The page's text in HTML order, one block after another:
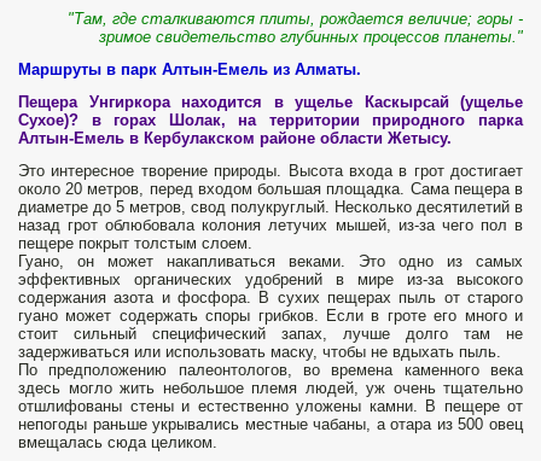
"Там, где сталкиваются плиты, рождается величие; горы -
зримое свидетельство глубинных процессов планеты."
Маршруты в парк Алтын-Емель из Алматы.
Пещера Унгиркора находится в ущелье Каскырсай (ущелье
Сухое)? в горах Шолак, на территории природного парка
Алтын-Емель в Кербулакском районе области Жетысу.
Это интересное творение природы. Высота входа в грот достигает
около 20 метров, перед входом большая площадка. Сама пещера в
диаметре до 5 метров, свод полукруглый. Несколько десятилетий в
назад грот облюбовала колония летучих мышей, из-за чего пол в
пещере покрыт толстым слоем.
Гуано, он может накапливаться веками. Это одно из самых
эффективных органических удобрений в мире из-за высокого
содержания азота и фосфора. В сухих пещерах пыль от старого
гуано может содержать споры грибков. Если в гроте его много и
стоит сильный специфический запах, лучше долго там не
задерживаться или использовать маску, чтобы не вдыхать пыль.
По предположению палеонтологов, во времена каменного века
здесь могло жить небольшое племя людей, уж очень тщательно
отшлифованы стены и естественно уложены камни. В пещере от
непогоды раньше укрывались местные чабаны, а отара из 500 овец
вмещалась сюда целиком.